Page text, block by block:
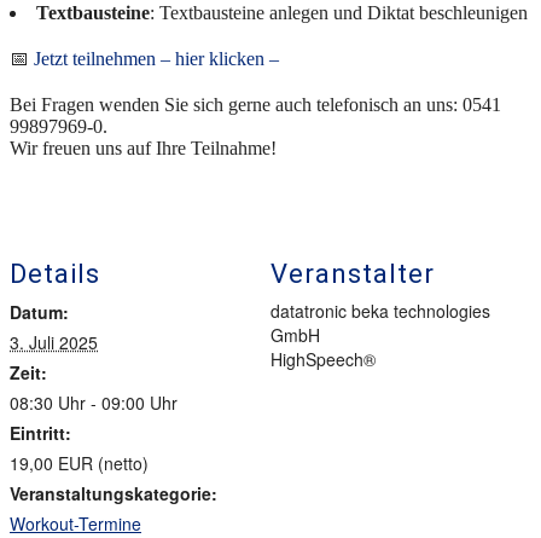
Textbausteine: Textbausteine anlegen und Diktat beschleunigen
📅 Jetzt teilnehmen – hier klicken –
Bei Fragen wenden Sie sich gerne auch telefonisch an uns: 0541
99897969-0.
Wir freuen uns auf Ihre Teilnahme!
Details
Datum:
3. Juli 2025
Zeit:
08:30 Uhr - 09:00 Uhr
Eintritt:
19,00 EUR (netto)
Veranstaltungskategorie:
Workout-Termine
Veranstalter
datatronic beka technologies
GmbH
HighSpeech®